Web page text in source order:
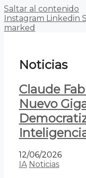
Saltar al contenido
Instagram Linkedin
marked
Noticias
Claude
Nuevo
12/06/2026
IA Noticias